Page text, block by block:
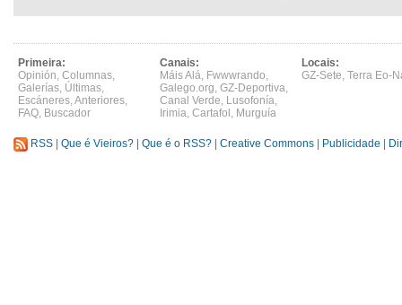
Primeira:
Opinión, Columnas,
Galerías, Últimas,
Escáneres,Anteriores,
FAQ, Buscador
Canais:
Máis Alá, Fwwwrando,
Galego.org, GZ-Deportiva,
Canal Verde, Lusofonía,
Irimia, Cartafol , Murguía
Locais:
GZ-Sete, Terra Eo-
RSS Que é Vieiros? Que é o RSS? Creative Commons Publicidade